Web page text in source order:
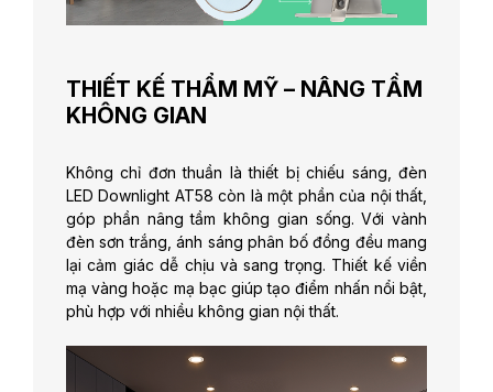
THIẾT KẾ THẨM MỸ – NÂNG TẦM
KHÔNG GIAN
Không chỉ đơn thuần là thiết bị chiếu sáng, đèn
LED Downlight AT58 còn là một phần của nội thất,
góp phần nâng tầm không gian sống. Với vành
đèn sơn trắng, ánh sáng phân bố đồng đều mang
lại cảm giác dễ chịu và sang trọng. Thiết kế viền
mạ vàng hoặc mạ bạc giúp tạo điểm nhấn nổi bật,
phù hợp với nhiều không gian nội thất.